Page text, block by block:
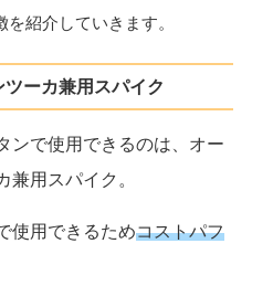
紹介していきます。
ーカ兼用スパイク
ンで使用できるのは、オー
兼用スパイク。
使用できるためコストパフ